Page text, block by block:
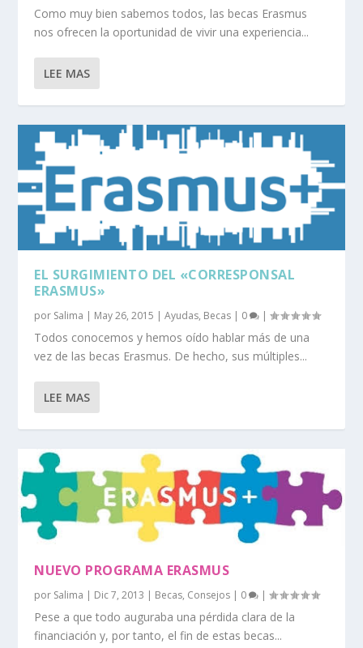
Como muy bien sabemos todos, las becas Erasmus
nos ofrecen la oportunidad de vivir una experiencia...
LEE MAS
EL SURGIMIENTO DEL «CORRESPONSAL
ERASMUS»
por Salima May 26, 2015 |Ayudas, Becas 0 |
Todos conocemos y hemos oído hablar más de una
vez de las becas Erasmus. De hecho, sus múltiples...
LEE MAS
NUEVO PROGRAMA ERASMUS
por Salima | Dic 7, 2013 | Becas, Consejos | 0 |
Pese a que todo auguraba una pérdida clara de la
financiación y, por tanto, el fin de estas becas...